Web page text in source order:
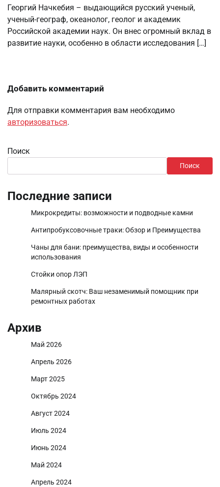
Георгий Начкебия – выдающийся русский ученый,
ученый-географ, океанолог, геолог и академик
Российской академии наук. Он внес огромный вклад в
развитие науки, особенно в области исследования […]
Добавить комментарий
Для отправки комментария вам необходимо
авторизоваться.
Поиск
Поиск
Последние записи
Микрокредиты: возможности и подводные камни
Антипробуксовочные траки: Обзор и Преимущества
Чаны для бани: преимущества, виды и особенности
использования
Стойки опор ЛЭП
Малярный скотч: Ваш незаменимый помощник при
ремонтных работах
Архив
Май 2026
Апрель 2026
Март 2025
Октябрь 2024
Август 2024
Июль 2024
Июнь 2024
Май 2024
Апрель 2024